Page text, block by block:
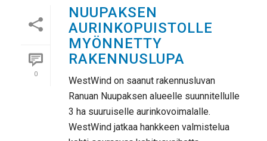
0
NUUPAKSEN
AURINKOPUISTOLLE
MYÖNNETTY
RAKENNUSLUPA
WestWind on saanut rakennusluvan
Ranuan Nuupaksen alueelle suunnitellulle
3 ha suuruiselle aurinkovoimalalle.
WestWind jatkaa hankkeen valmistelua